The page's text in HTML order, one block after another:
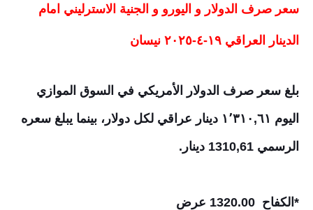
سعر صرف الدولار و اليورو و الجنية الاسترليني امام
الدينار العراقي ١٩-٤-٢٠٢٥ نيسان
بلغ سعر صرف الدولار الأمريكي في السوق الموازي
اليوم ١٬٣١٠,٦١ دينار عراقي لكل دولار، بينما يبلغ سعره
الرسمي 1310,61 دينار.
*الكفاح 1320.00 عرض